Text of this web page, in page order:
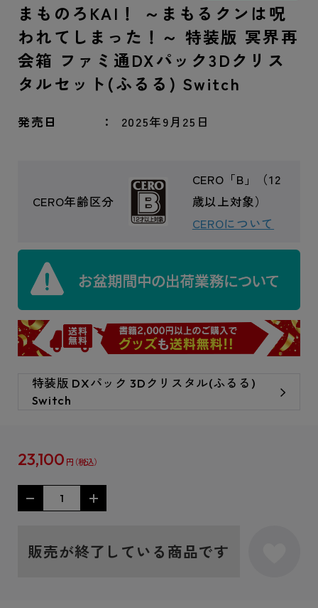
まものろKAI！ ～まもるクンは呪
われてしまった！～ 特装版 冥界再
会箱 ファミ通DXパック3Dクリス
タルセット(ふるる) Switch
発売日 2025年9月25日
CERO年齢区分
CERO「B」（12
歳以上対象）
CEROについて
特装版 DXパック 3Dクリスタル(ふるる)
Switch
23,100 円
販売が終了している商品です